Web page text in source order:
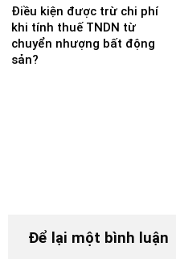
Điều kiện được trừ chi phí
khi tính thuế TNDN từ
chuyển nhượng bất động
sản?
Để lại một bình luận